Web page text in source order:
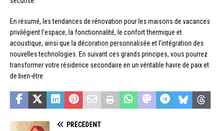
En résumé, les tendances de rénovation pour les maisons de vacances
privilégient l’espace, la fonctionnalité, le confort thermique et
acoustique, ainsi que la décoration personnalisée et l’intégration des
nouvelles technologies. En suivant ces grands principes, vous pourrez
transformer votre résidence secondaire en un véritable havre de paix et
de bien-être.
PRÉCÉDENT